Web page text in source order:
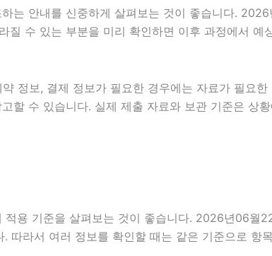
는 안내를 신중하게 살펴보는 것이 좋습니다.
수 있는 부분을 미리 확인하면 이후 과정에서 예
정보, 결제 정보가 필요한 경우에는 자료가 필요
할 수 있습니다. 실제 제출 자료와 보관 기준은 상
용 기준을 살펴보는 것이 좋습니다. 2026년06월
따라서 여러 정보를 확인할 때는 같은 기준으로 항